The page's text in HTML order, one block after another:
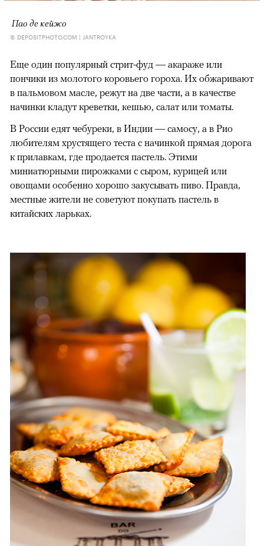
Пао де кейжо
© DEPOSITPHOTO.COM | JANTROYKA
Еще один популярный стрит-фуд — акараже или
пончики из молотого коровьего гороха. Их обжаривают
в пальмовом масле, режут на две части, а в качестве
начинки кладут креветки, кешью, салат или томаты.
В России едят чебуреки, в Индии — самосу, а в Рио
любителям хрустящего теста с начинкой прямая дорога
к прилавкам, где продается пастель. Этими
миниатюрными пирожками с сыром, курицей или
овощами особенно хорошо закусывать пиво. Правда,
местные жители не советуют покупать пастель в
китайских ларьках.